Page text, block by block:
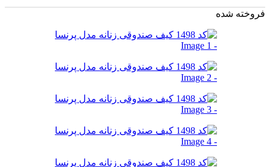
فروخته شده